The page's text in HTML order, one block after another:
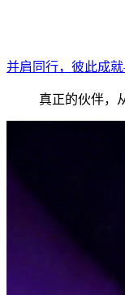
并肩同行，彼此成
真正的伙伴，